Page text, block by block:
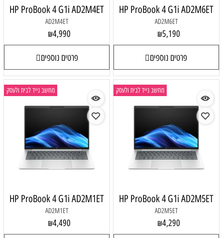
HP ProBook 4 G1i AD2M6ET
AD2M6ET
₪5,190
פרטים נוספים
HP ProBook 4 G1i AD2M4ET
AD2M4ET
₪4,990
פרטים נוספים
מחשב נייד לבית ולעסק
HP ProBook 4 G1i AD2M5ET
AD2M5ET
₪4,290
מחשב נייד לבית ולעסק
HP ProBook 4 G1i AD2M1ET
AD2M1ET
₪4,490